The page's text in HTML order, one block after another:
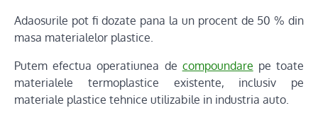
Adaosurile pot fi dozate pana la un procent de 50 % din
masa materialelor plastice.
Putem efectua operatiunea de compoundare pe toate
materialele termoplastice existente, inclusiv pe
materiale plastice tehnice utilizabile in industria auto.